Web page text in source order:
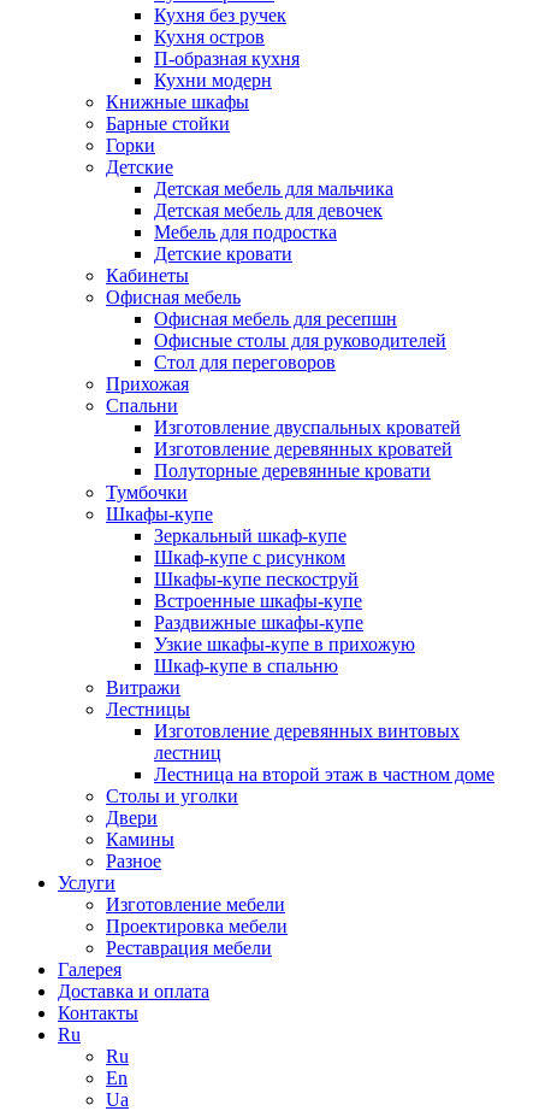
Кухня без ручек
Кухня остров
П-образная кухня
Кухни модерн
Книжные шкафы
Барные стойки
Горки
Детские
Детская мебель для мальчика
Детская мебель для девочек
Мебель для подростка
Детские кровати
Кабинеты
Офисная мебель
Офисная мебель для ресепшн
Офисные столы для руководителей
Стол для переговоров
Прихожая
Спальни
Изготовление двуспальных кроватей
Изготовление деревянных кроватей
Полуторные деревянные кровати
Тумбочки
Шкафы-купе
Зеркальный шкаф-купе
Шкаф-купе с рисунком
Шкафы-купе пескоструй
Встроенные шкафы-купе
Раздвижные шкафы-купе
Узкие шкафы-купе в прихожую
Шкаф-купе в спальню
Витражи
Лестницы
Изготовление деревянных винтовых
лестниц
Лестница на второй этаж в частном доме
Столы и уголки
Двери
Камины
Разное
Услуги
Изготовление мебели
Проектировка мебели
Реставрация мебели
Галерея
Доставка и оплата
Контакты
Ru
Ru
En
Ua